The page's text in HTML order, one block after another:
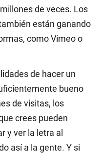
de veces. Los
están ganando
como Vimeo o
de hacer un
bueno
de visitas, los
crees pueden
y ver la letra al
así a la gente. Y si